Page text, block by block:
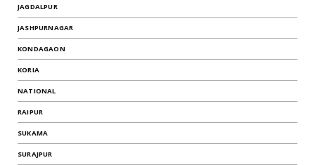
JAGDALPUR
JASHPURNAGAR
KONDAGAON
KORIA
NATIONAL
RAIPUR
SUKAMA
SURAJPUR